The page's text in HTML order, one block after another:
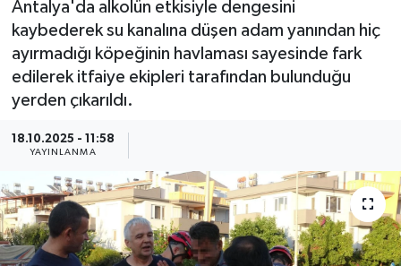
Antalya'da alkolün etkisiyle dengesini
kaybederek su kanalına düşen adam yanından hiç
ayırmadığı köpeğinin havlaması sayesinde fark
edilerek itfaiye ekipleri tarafından bulunduğu
yerden çıkarıldı.
18.10.2025 - 11:58
YAYINLANMA
Ekonomi
Genel
Görüntülü Haber
Güncel
Kültür & Sanat
Magazin
Tüm Manşetler
Son Dakika Haberleri
Haber Arşivi